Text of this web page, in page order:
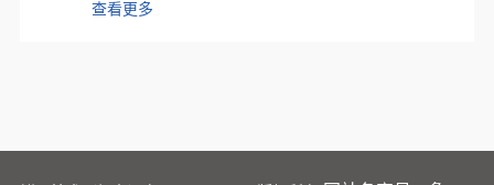
查看更多